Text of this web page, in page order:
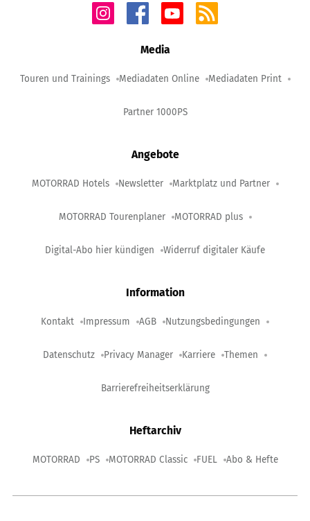
Media
Touren und Trainings Mediadaten Online Mediadaten Print
Partner 1000PS
Angebote
MOTORRAD Hotels Newsletter Marktplatz und Partner
MOTORRAD Tourenplaner MOTORRAD plus
Digital-Abo hier kündigen Widerruf digitaler Käufe
Information
Kontakt Impressum AGB Nutzungsbedingungen
Datenschutz Privacy Manager Karriere Themen
Barrierefreiheitserklärung
Heftarchiv
MOTORRAD PS MOTORRAD Classic FUEL Abo & Hefte